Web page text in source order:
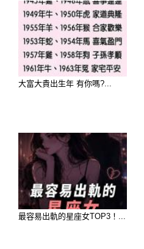
資小回報都可能入
大富大貴出生年 有你嗎?...
最容易出軌的星座女TOP3！...